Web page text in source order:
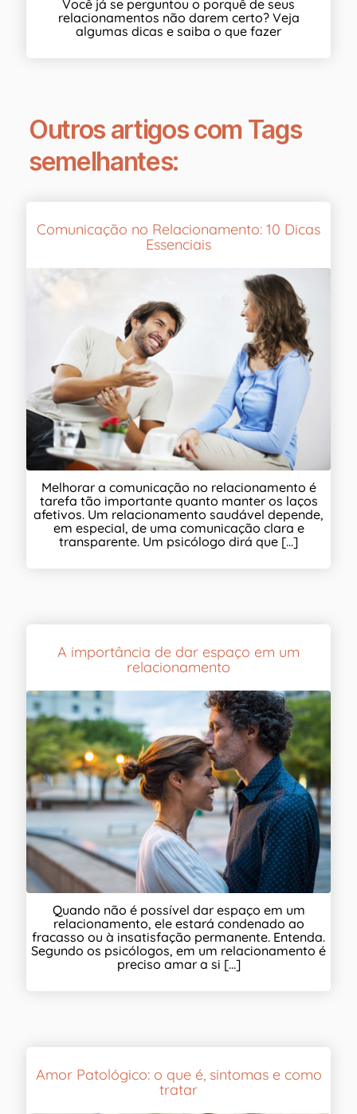
Você já se perguntou o porquê de seus
relacionamentos não darem certo? Veja
algumas dicas e saiba o que fazer
Outros artigos com Tags
semelhantes:
Comunicação no Relacionamento: 10 Dicas
Essenciais
Melhorar a comunicação no relacionamento é
tarefa tão importante quanto manter os laços
afetivos. Um relacionamento saudável depende,
em especial, de uma comunicação clara e
transparente. Um psicólogo dirá que [...]
A importância de dar espaço em um
relacionamento
Quando não é possível dar espaço em um
relacionamento, ele estará condenado ao
fracasso ou à insatisfação permanente. Entenda.
Segundo os psicólogos, em um relacionamento é
preciso amar a si [...]
Amor Patológico: o que é, sintomas e como
tratar